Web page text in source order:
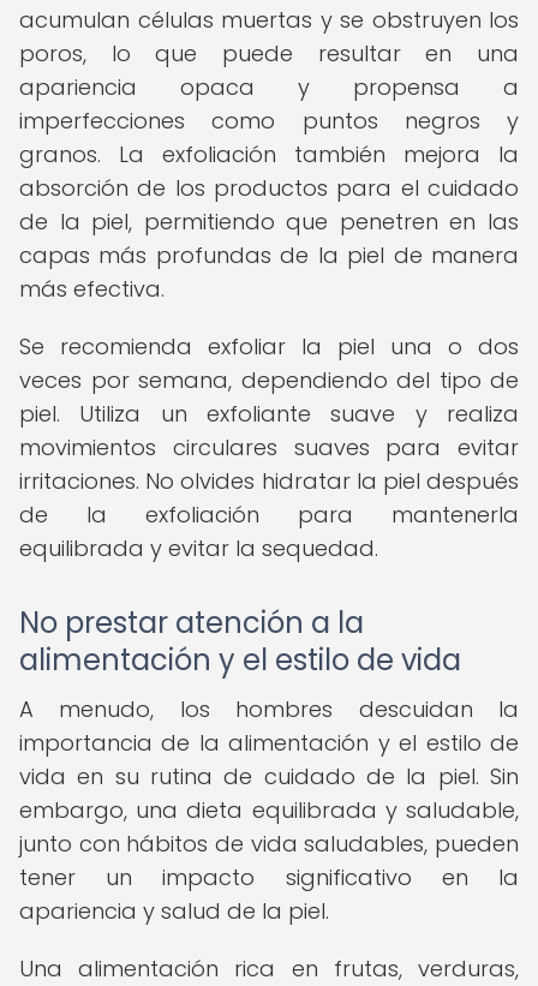
acumulan células muertas y se obstruyen los
poros, lo que puede resultar en una
apariencia opaca y propensa a
imperfecciones como puntos negros y
granos. La exfoliación también mejora la
absorción de los productos para el cuidado
de la piel, permitiendo que penetren en las
capas más profundas de la piel de manera
más efectiva.
Se recomienda exfoliar la piel una o dos
veces por semana, dependiendo del tipo de
piel. Utiliza un exfoliante suave y realiza
movimientos circulares suaves para evitar
irritaciones. No olvides hidratar la piel después
de la exfoliación para mantenerla
equilibrada y evitar la sequedad.
No prestar atención a la
alimentación y el estilo de vida
A menudo, los hombres descuidan la
importancia de la alimentación y el estilo de
vida en su rutina de cuidado de la piel. Sin
embargo, una dieta equilibrada y saludable,
junto con hábitos de vida saludables, pueden
tener un impacto significativo en la
apariencia y salud de la piel.
Una alimentación rica en frutas, verduras,